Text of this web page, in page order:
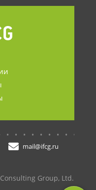
mail@ifcg.ru
Group, Ltd.